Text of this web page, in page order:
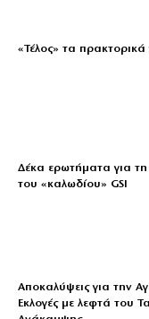
«Τέλος» τα πρακτορικά
Δέκα ερωτήματα για
του «καλωδίου» GSI
Αποκαλύψεις για την
Εκλογές με λεφτά του